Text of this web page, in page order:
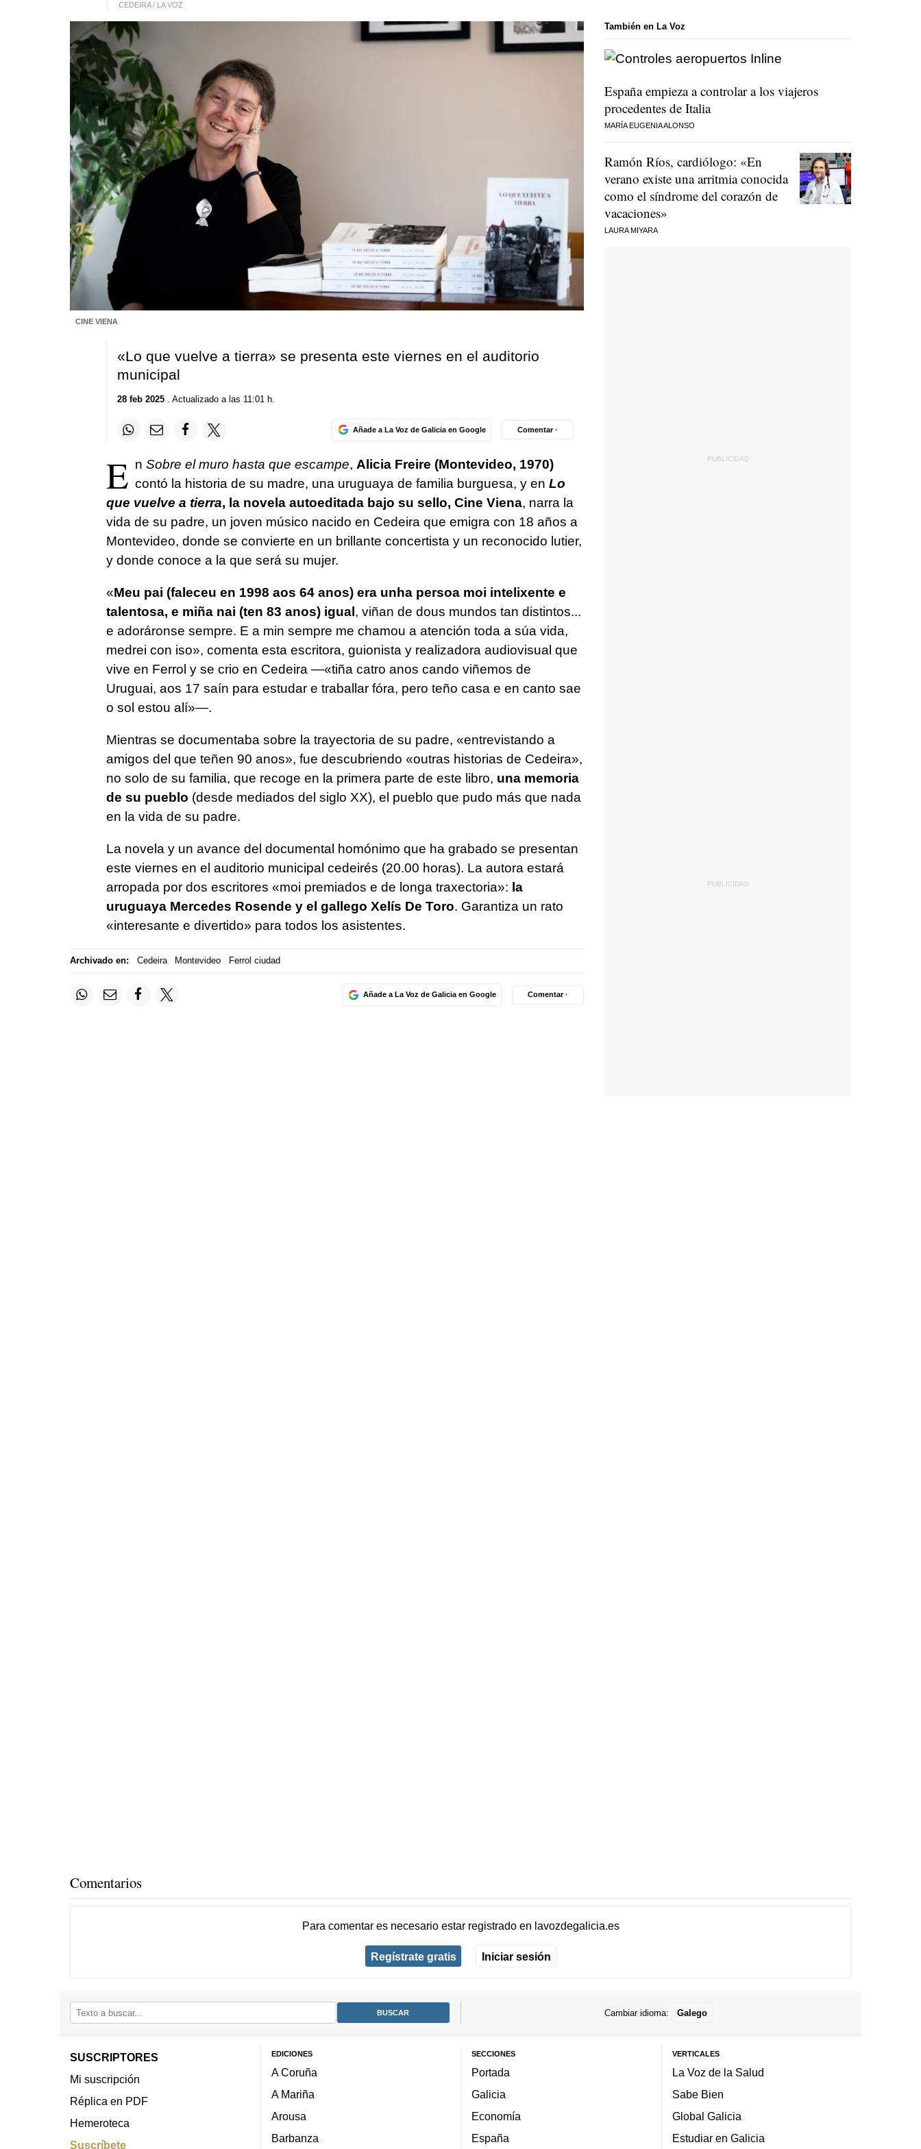
CEDEIRA / LA VOZ
CINE VIENA
«Lo que vuelve a tierra» se presenta este viernes en el auditorio
municipal
28 feb 2025. Actualizado a las 11:01 h.
Añade a La Voz de Galicia en Google Comentar ·
E n Sobre el muro hasta que escampe, Alicia Freire (Montevideo, 1970)
contó la historia de su madre, una uruguaya de familia burguesa, y en Lo
que vuelve a tierra, la novela autoeditada bajo su sello, Cine Viena, narra la
vida de su padre, un joven músico nacido en Cedeira que emigra con 18 años a
Montevideo, donde se convierte en un brillante concertista y un reconocido lutier,
y donde conoce a la que será su mujer.
«Meu pai (faleceu en 1998 aos 64 anos) era unha persoa moi intelixente e
talentosa, e miña nai (ten 83 anos) igual, viñan de dous mundos tan distintos...
e adoráronse sempre. E a min sempre me chamou a atención toda a súa vida,
medrei con iso», comenta esta escritora, guionista y realizadora audiovisual que
vive en Ferrol y se crio en Cedeira —«tiña catro anos cando viñemos de
Uruguai, aos 17 saín para estudar e traballar fóra, pero teño casa e en canto sae
o sol estou alí»—.
Mientras se documentaba sobre la trayectoria de su padre, «entrevistando a
amigos del que teñen 90 anos», fue descubriendo «outras historias de Cedeira»,
no solo de su familia, que recoge en la primera parte de este libro, una memoria
de su pueblo (desde mediados del siglo XX), el pueblo que pudo más que nada
en la vida de su padre.
La novela y un avance del documental homónimo que ha grabado se presentan
este viernes en el auditorio municipal cedeirés (20.00 horas). La autora estará
arropada por dos escritores «moi premiados e de longa traxectoria»: la
uruguaya Mercedes Rosende y el gallego Xelís De Toro. Garantiza un rato
«interesante e divertido» para todos los asistentes.
Archivado en: Cedeira Montevideo Ferrol ciudad
Añade a La Voz de Galicia en Google Comentar ·
También en La Voz
España empieza a controlar a los viajeros
procedentes de Italia
MARÍA EUGENIA ALONSO
Ramón Ríos, cardiólogo: «En
verano existe una arritmia conocida
como el síndrome del corazón de
vacaciones»
LAURA MIYARA
Comentarios
Para comentar es necesario estar registradoen lavozdegalicia.es
Regístrate gratis Iniciar sesión
Cambiar idioma: Galego
SUSCRIPTORES
Mi suscripción
Réplica en PDF
Hemeroteca
Suscríbete
EDICIONES
A Coruña
A Mariña
Arousa
Barbanza
SECCIONES
Portada
Galicia
Economía
España
VERTICALES
La Voz de la Salud
Sabe Bien
Global Galicia
Estudiar en Galicia